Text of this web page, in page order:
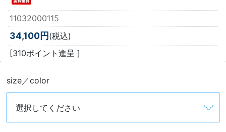
11032000115
34,100円(税込)
[310ポイント進呈 ]
size／color